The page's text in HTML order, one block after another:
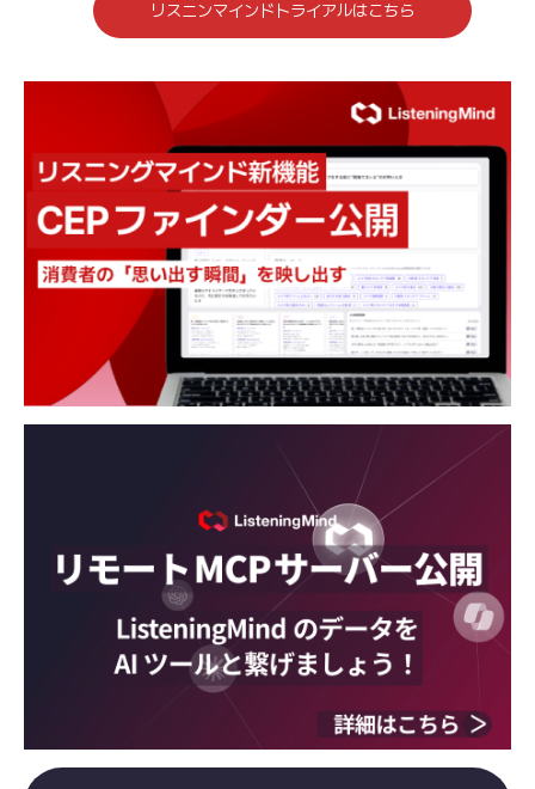
リスニンマインドトライアルはこちら